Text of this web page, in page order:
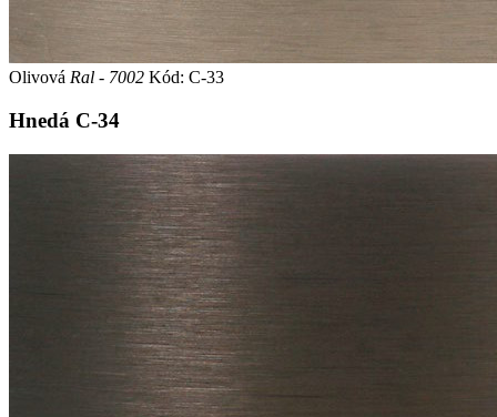
Olivová Ral - 7002 Kód: C-33
Hnedá C-34